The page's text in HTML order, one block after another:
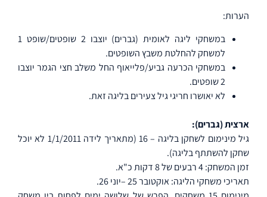
הערות:
במשחקי ליגה לאומית (גברים) יוצבו 2 שופטים/שופט 1
למשחק להחלטת משבץ השופטים.
במשחקי הכרעה גביע/פלייאוף החל משלב חצי הגמר יוצבו
2 שופטים.
לא יאושרו חריגי גיל צעירים בליגה זאת.
ארצית (גברים):
גיל מינימום לשחקן בליגה – 16 (מתאריך לידה 1/1/2011 לא יוכל
שחקן להשתתף בליגה).
זמן המשחק: 4 רבעים של 8 דקות כ"א.
תאריכי משחקי הליגה: אוקטובר 25 –יוני 26.